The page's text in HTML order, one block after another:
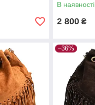
В наявності
2 800 ₴
–36%